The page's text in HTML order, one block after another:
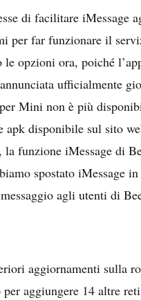
di facilitare iMessage
per far funzionare il
le opzioni ora, poiché
ufficialmente
Mini non è più
disponibile sul sito
funzione iMessage di
spostato iMessage
agli utenti di
aggiornamenti sulla
aggiungere 14 altre